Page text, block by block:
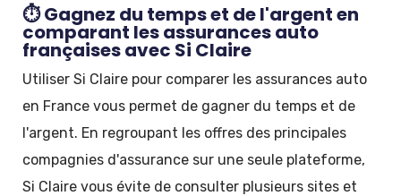
⏱️ Gagnez du temps et de l'argent en
comparant les assurances auto
françaises avec Si Claire
Utiliser Si Claire pour comparer les assurances auto
en France vous permet de gagner du temps et de
l'argent. En regroupant les offres des principales
compagnies d'assurance sur une seule plateforme,
Si Claire vous évite de consulter plusieurs sites et